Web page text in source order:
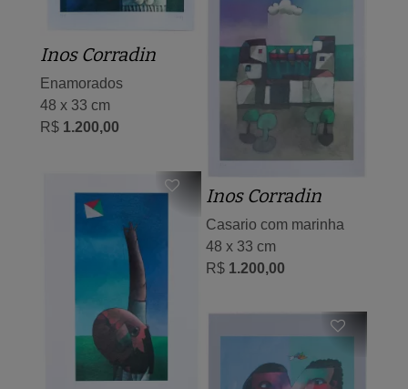
Inos Corradin
Enamorados
48 x 33 cm
R$ 1.200,00
Inos Corradin
Casario com marinha
48 x 33 cm
R$ 1.200,00